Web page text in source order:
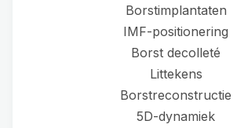
Borstimplantaten
IMF-positionering
Borst decolleté
Littekens
Borstreconstructie
5D-dynamiek